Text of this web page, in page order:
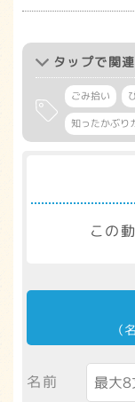
タップで関
ごみ拾い
知ったかぶり
この
（
名前